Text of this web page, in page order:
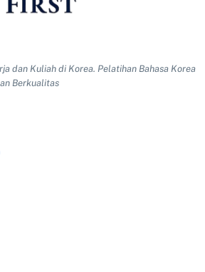
dan Kuliah di Korea. Pelatihan Bahasa Korea
Berkualitas